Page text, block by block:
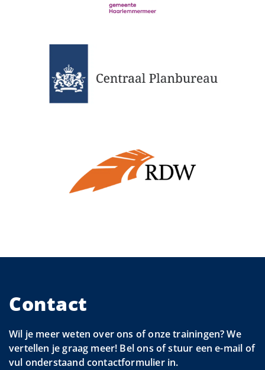
Contact
Wil je meer weten over ons of onze trainingen? We
vertellen je graag meer! Bel ons of stuur een e-mail of
vul onderstaand contactformulier in.